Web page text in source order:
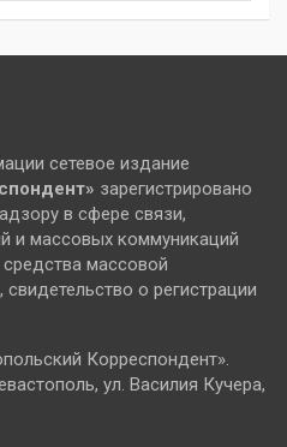
сетевое издание
зарегистрировано
в сфере связи,
и массовых коммуникаций
массовой
о регистрации
Корреспондент».
ул. Василия Кучера,